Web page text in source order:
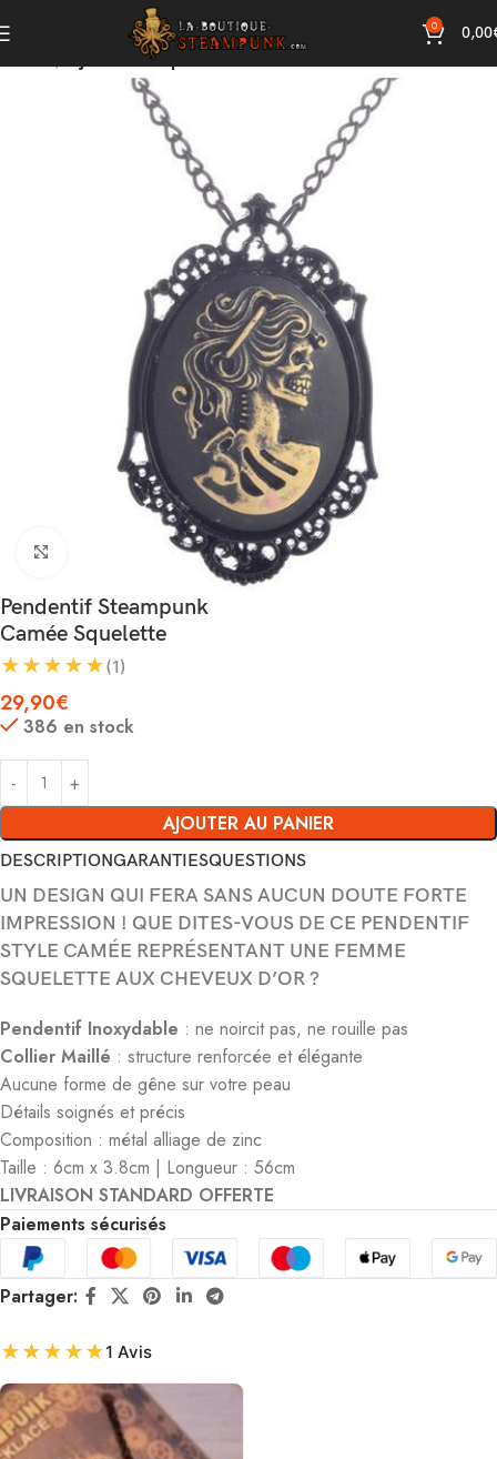
0 0,00
Bijoux Steampunk
Pendentif Steampunk
Camée Squelette
★★★★★(1)
29,90€
386 en stock
AJOUTER AU PANIER
DESCRIPTIONGARANTIESQUESTIONS
UN DESIGN QUI FERA SANS AUCUN DOUTE FORTE
IMPRESSION ! QUE DITES-VOUS DE CE PENDENTIF
STYLE CAMÉE REPRÉSENTANT UNE FEMME
SQUELETTE AUX CHEVEUX D’OR ?
Pendentif Inoxydable : ne noircit pas, ne rouille pas
Collier Maillé : structure renforcée et élégante
Aucune forme de gêne sur votre peau
Détails soignés et précis
Composition : métal alliage de zinc
Taille : 6cm x 3.8cm | Longueur : 56cm
LIVRAISON STANDARD OFFERTE
Paiements sécurisés
Partager:
★★★★★1 Avis